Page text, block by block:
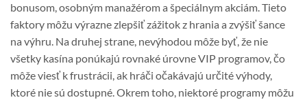
bonusom, osobným manažérom a špeciálnym akciám. Tieto
faktory môžu výrazne zlepšiť zážitok z hrania a zvýšiť šance
na výhru. Na druhej strane, nevýhodou môže byť, že nie
všetky kasína ponúkajú rovnaké úrovne VIP programov, čo
môže viesť k frustrácii, ak hráči očakávajú určité výhody,
ktoré nie sú dostupné. Okrem toho, niektoré programy môžu